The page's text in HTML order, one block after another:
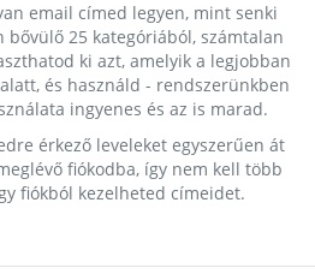
email címed legyen, mint senki
bővülő 25 kategóriából, számtalan
ki azt, amelyik a legjobban
és használd - rendszerünkben
ingyenes és az is marad.
érkező leveleket egyszerűen át
fiókodba, így nem kell több
fiókból kezelheted címeidet.